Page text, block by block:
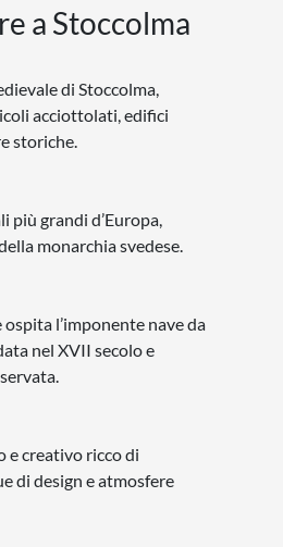
a Stoccolma
di Stoccolma,
acciottolati, edifici
storiche.
più grandi d’Europa,
monarchia svedese.
l’imponente nave da
nel XVII secolo e
e creativo ricco di
di design e atmosfere